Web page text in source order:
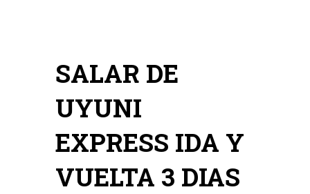
SALAR DE
UYUNI
EXPRESS IDA Y
VUELTA 3 DIAS